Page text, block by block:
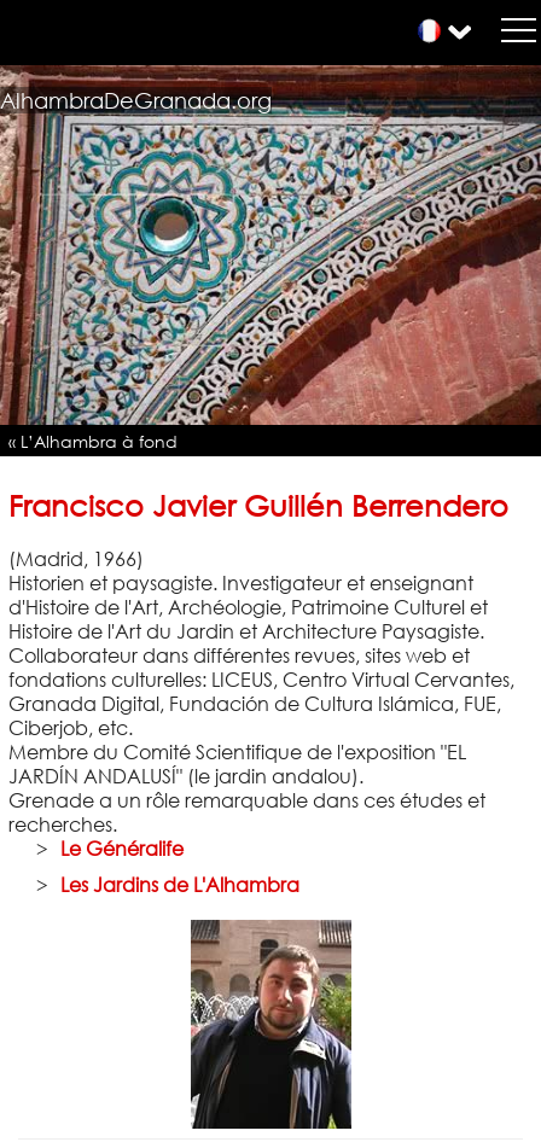
AlhambraDeGranada.org
« L’Alhambra à fond
Francisco Javier Guillén Berrendero
(Madrid, 1966)
Historien et paysagiste. Investigateur et enseignant
d'Histoire de l'Art, Archéologie, Patrimoine Culturel et
Histoire de l'Art du Jardin et Architecture Paysagiste.
Collaborateur dans différentes revues, sites web et
fondations culturelles: LICEUS, Centro Virtual Cervantes,
Granada Digital, Fundación de Cultura Islámica, FUE,
Ciberjob, etc.
Membre du Comité Scientifique de l'exposition "EL
JARDÍN ANDALUSÍ" (le jardin andalou).
Grenade a un rôle remarquable dans ces études et
recherches.
Le Généralife
Les Jardins de L'Alhambra